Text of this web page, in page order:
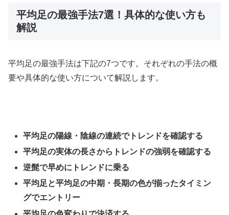
平均足の最強手法7選！具体的な使い方も
解説
平均足の最強手法は下記の7つです。それぞれの手法の概
要や具体的な使い方について解説します。
平均足の陽線・陰線の連続でトレンドを確認する
平均足の実体の長さからトレンドの強弱を確認する
逆髭で早めにトレンドに乗る
平均足と平均足の中期・長期の色が揃ったタイミン
グでエントリー